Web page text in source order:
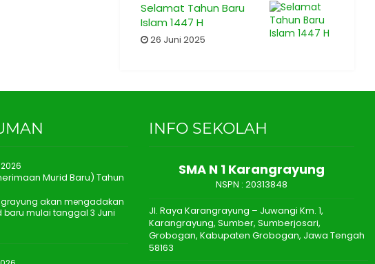
Selamat Tahun Baru
Islam 1447 H
26 Juni 2025
Murid Baru) Tahun
akan mengadakan
baru mulai tanggal 3 Juni
INFO SEKOLAH
SMA N 1 Karangrayung
NSPN : 20313848
Jl. Raya Karangrayung – Juwangi Km. 1,
Karangrayung, Sumber, Sumberjosari,
Grobogan, Kabupaten Grobogan, Jawa Tengah
58163